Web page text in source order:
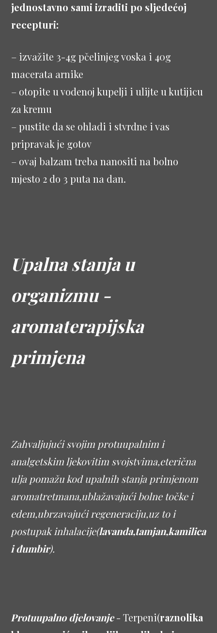
jednostavno sami izraditi po sljedećoj
recepturi:
– izvažite 3-4g pčelinjeg voska i 40g
macerata arnike
– otopite u vodenoj kupelji i ulijte u kutijicu
za kremu
– pustite da se ohladi i stvrdne i vas
pripravak je gotov
– ovaj balzam treba nanositi na bolno
mjesto 2 do 3 puta na dan.
Upalna stanja u
organizmu -
aromaterapijska
primjena
Zahvaljujući svojim protuupalnim i
analgetskim ljekovitim svojstvima,eterična
ulja pomažu kod upalnih stanja primjenom
aromatretmana,ublažavajući bolne točke i
edem,ubrzavajući regeneraciju,uz to i
postupak inhalacije(lavanda,tamjan,kamilica
i đumbir).
Protuupalno djelovanje- Terpeni(raznolika